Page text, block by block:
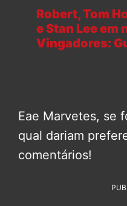
Robert, Tom
e Stan Lee em
Vingadores:
Eae Marvetes, se
qual dariam
comentários!